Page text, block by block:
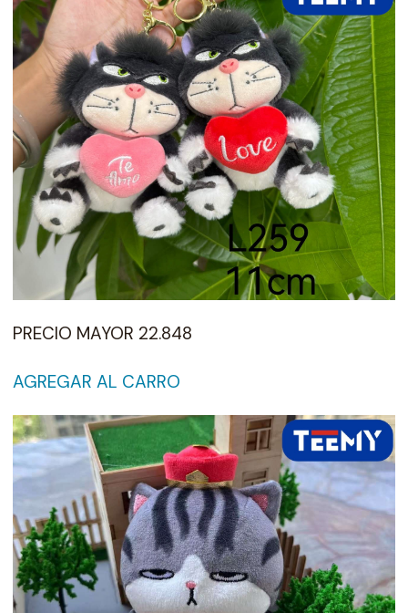
PRECIO MAYOR 22.848
AGREGAR AL CARRO